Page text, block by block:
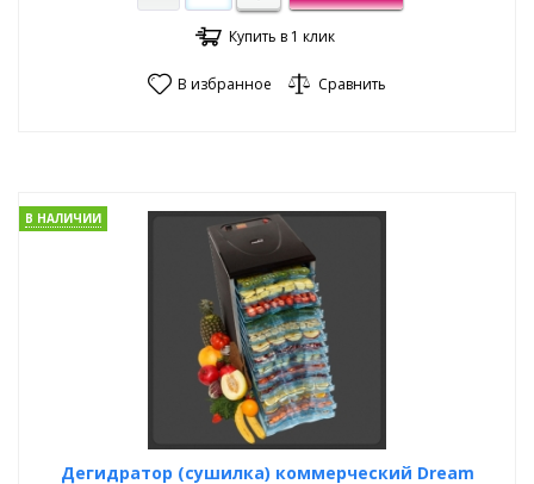
Купить в 1 клик
В избранное Сравнить
Дегидратор (сушилка) коммерческий Dream
В НАЛИЧИИ